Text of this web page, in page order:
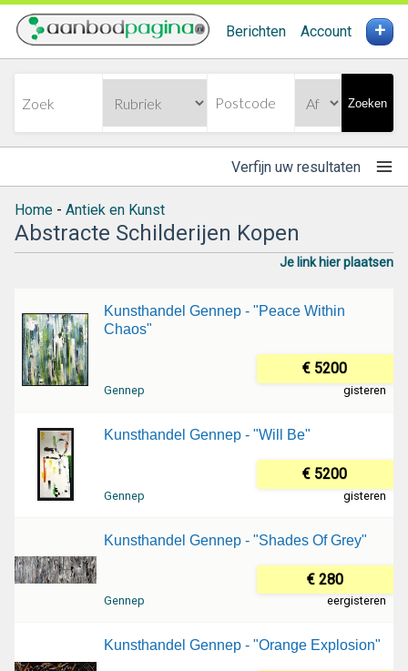
Berichten Account +
Zoeken
Verfijn uw resultaten
Home - Antiek en Kunst
Abstracte Schilderijen Kopen
Je link hier plaatsen
Kunsthandel Gennep - "Peace Within
Chaos"
€ 5200
Gennep gisteren
Kunsthandel Gennep - "Will Be"
€ 5200
Gennep gisteren
Kunsthandel Gennep - "Shades Of Grey"
€ 280
Gennep eergisteren
Kunsthandel Gennep - "Orange Explosion"